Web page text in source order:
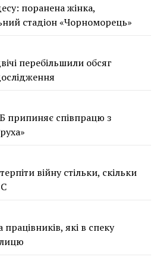
поранена жінка,
стадіон «Чорноморець»
перебільшили обсяг
припиняє співпрацю з
війну стільки, скільки
які в спеку